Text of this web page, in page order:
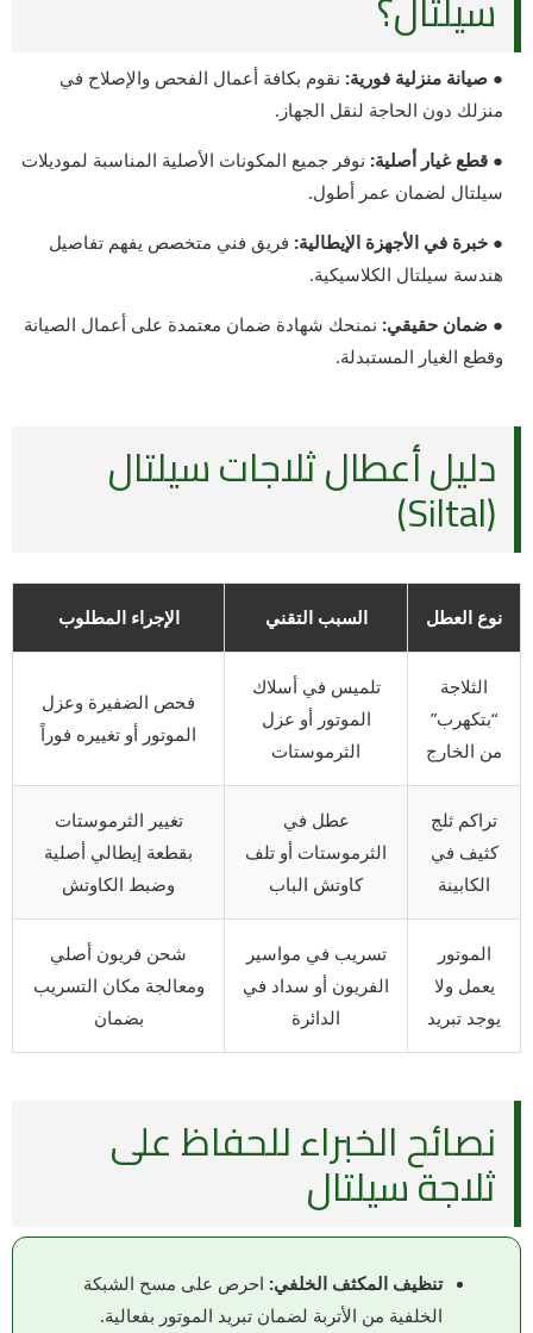
● صيانة منزلية فورية: نقوم بكافة أعمال الفحص والإصلاح في
منزلك دون الحاجة لنقل الجهاز.
● قطع غيار أصلية: نوفر جميع المكونات الأصلية المناسبة لموديلات
سيلتال لضمان عمر أطول.
● خبرة في الأجهزة الإيطالية: فريق فني متخصص يفهم تفاصيل
هندسة سيلتال الكلاسيكية.
● ضمان حقيقي: نمنحك شهادة ضمان معتمدة على أعمال الصيانة
وقطع الغيار المستبدلة.
دليل أعطال ثلاجات سيلتال
(Siltal)
نوع العطل السبب التقني الإجراء المطلوب
الثلاجة
“بتكهرب”
من الخارج
تلميس في أسلاك
الموتور أو عزل
الثرموستات
فحص الضفيرة وعزل
الموتور أو تغييره فوراً
تراكم ثلج
كثيف في
الكابينة
عطل في
الثرموستات أو تلف
كاوتش الباب
تغيير الثرموستات
بقطعة إيطالي أصلية
وضبط الكاوتش
الموتور
يعمل ولا
يوجد تبريد
تسريب في مواسير
الفريون أو سداد في
الدائرة
شحن فريون أصلي
ومعالجة مكان التسريب
بضمان
نصائح الخبراء للحفاظ على
ثلاجة سيلتال
تنظيف المكثف الخلفي: احرص على مسح الشبكة
الخلفية من الأتربة لضمان تبريد الموتور بفعالية.